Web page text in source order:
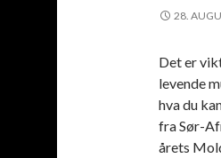
28.
Det er
levende
hva du
fra Sør-
årets